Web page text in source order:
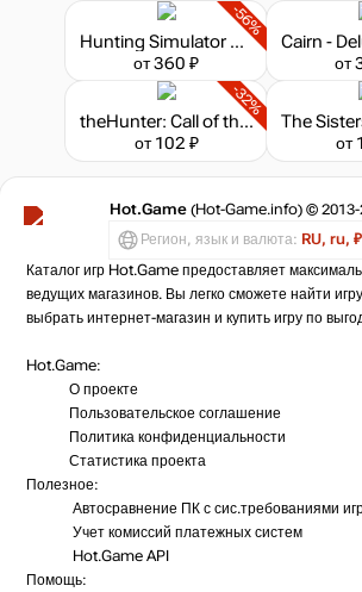
-56%
Hunting Simulator 2 - Bear Hunter Pack
от 360 ₽
от
-32%
theHunter: Call of the Wild - Emerald Coast Cosmetic Pack
от 102 ₽
от
Hot.Game (Hot-Game.info) © 2013-
Регион, язык и валюта: RU, ru, ₽
Каталог игр Hot.Game предоставляет
ведущих магазинов. Вы легко сможете найти
выбрать интернет-магазин и купить игру по
Hot.Game:
О проекте
Пользовательское соглашение
Политика конфиденциальности
Статистика проекта
Полезное:
Автосравнение ПК с сис.требованиями
Учет комиссий платежных систем
Hot.Game API
Помощь: